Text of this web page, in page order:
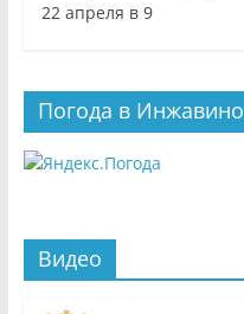
22 апреля в 9
Погода в Инжавино
Видео